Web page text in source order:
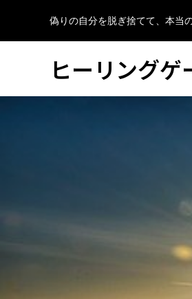
偽りの自分を脱ぎ捨てて、本当
ヒーリングゲ